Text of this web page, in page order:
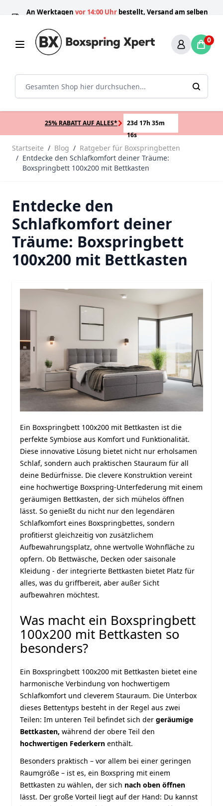
An Werktagen vor 14:00 Uhrbestellt, Versand am selben
100 Tage
Direkt Schlafprofis
Nummer 1
0
25% RABATT AUF ALLES*
23d 17h 35m
16s
Startseite / Blog / Ratgeber für Boxspringbetten
/ Entdecke den Schlafkomfort deiner Träume:
Boxspringbett 100x200 mit Bettkasten
Entdecke den
Schlafkomfort deiner
Träume: Boxspringbett
100x200 mit Bettkasten
Ein Boxspringbett 100x200 mit Bettkasten ist die
perfekte Symbiose aus Komfort und Funktionalität.
Diese innovative Lösung bietet nicht nur erholsamen
Schlaf, sondern auch praktischen Stauraum für all
deine Bedürfnisse. Die clevere Konstruktion vereint
eine hochwertige Boxspring-Unterfederung mit einem
geräumigen Bettkasten, der sich mühelos öffnen
lässt. So genießt du nicht nur den legendären
Schlafkomfort eines Boxspringbettes, sondern
profitierst gleichzeitig von zusätzlichem
Aufbewahrungsplatz, ohne wertvolle Wohnfläche zu
opfern. Ob Bettwäsche, Decken oder saisonale
Kleidung - der integrierte Bettkasten bietet Platz für
alles, was du griffbereit, aber außer Sicht
aufbewahren möchtest.
Was macht ein Boxspringbett
100x200 mit Bettkasten so
besonders?
Ein Boxspringbett 100x200 mit Bettkasten bietet eine
harmonische Verbindung von hochwertigem
Schlafkomfort und cleverem Stauraum. Die Unterbox
dieses Bettentyps besteht in der Regel aus zwei
Teilen: Im unteren Teil befindet sich der geräumige
Bettkasten, während der obere Teil den
hochwertigen Federkern enthält.
Besonders praktisch – vor allem bei einer geringen
Raumgröße – ist es, ein Boxspring mit einem
Bettkasten zu wählen, der sich nach oben öffnen
lässt. Der große Vorteil liegt auf der Hand: Du kannst